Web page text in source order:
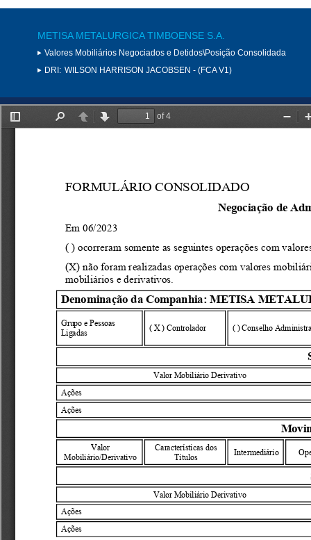
METISA METALURGICA TIMBOENSE S.A.
Valores Mobiliários Negociados e Detidos\Posição Consolidada
DRI: WILSON HARRISON JACOBSEN - (FCA V1)